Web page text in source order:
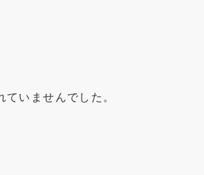
いませんでした。